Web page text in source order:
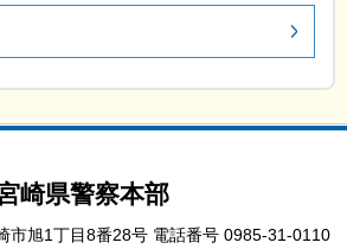
崎県警察本部
市旭1丁目8番28号 電話番号 0985-31-0110